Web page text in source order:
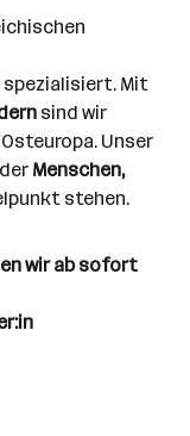
spezialisiert. Mit
sind wir
Unser
Menschen,
stehen.
wir ab sofort